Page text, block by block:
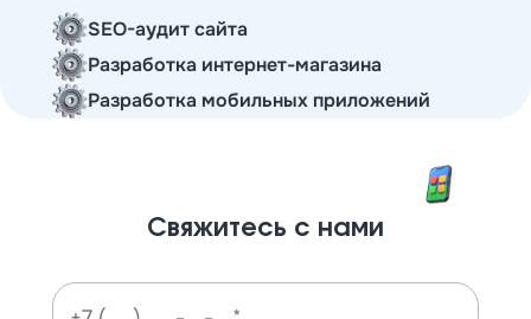
SEO-аудит сайта
Разработка интернет-магазина
Разработка мобильных приложений
Свяжитесь с нами